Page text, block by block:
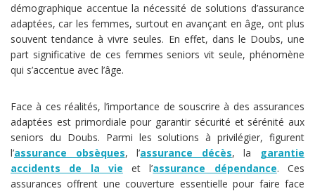
démographique accentue la nécessité de solutions d’assurance
adaptées, car les femmes, surtout en avançant en âge, ont plus
souvent tendance à vivre seules. En effet, dans le Doubs, une
part significative de ces femmes seniors vit seule, phénomène
qui s’accentue avec l’âge.
Face à ces réalités, l’importance de souscrire à des assurances
adaptées est primordiale pour garantir sécurité et sérénité aux
seniors du Doubs. Parmi les solutions à privilégier, figurent
l’assurance obsèques, l’assurance décès, la
garantie
accidents de la vie et l’assurance dépendance. Ces
assurances offrent une couverture essentielle pour faire face